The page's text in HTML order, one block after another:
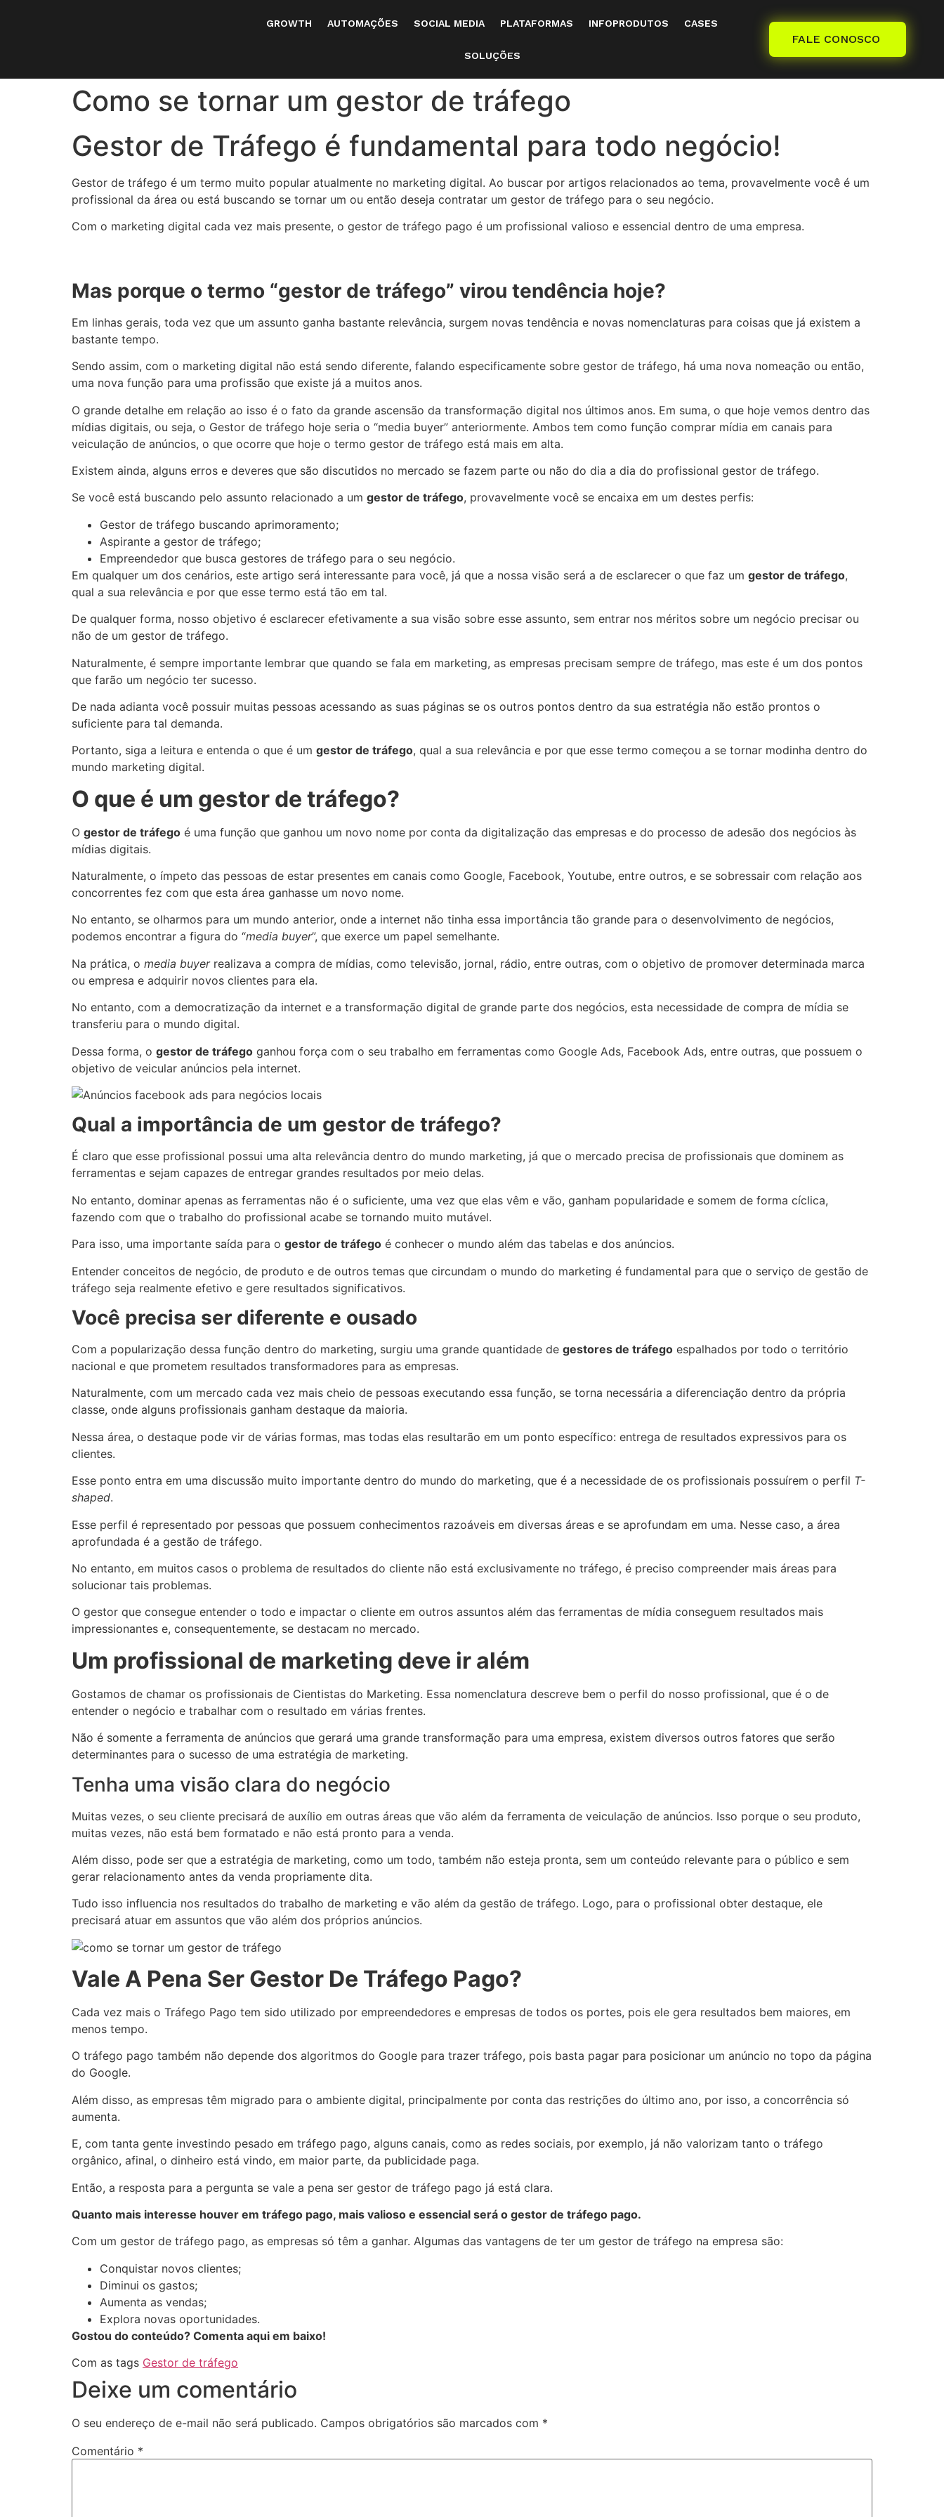
GROWTH AUTOMAÇÕES SOCIAL MEDIA PLATAFORMAS INFOPRODUTOS CASES
SOLUÇÕES
FALE CONOSCO
Como se tornar um gestor de tráfego
Gestor de Tráfego é fundamental para todo negócio!
Gestor de tráfego é um termo muito popular atualmente no marketing digital. Ao buscar por artigos relacionados ao tema, provavelmente você é um
profissional da área ou está buscando se tornar um ou então deseja contratar um gestor de tráfego para o seu negócio.
Com o marketing digital cada vez mais presente, o gestor de tráfego pago é um profissional valioso e essencial dentro de uma empresa.
Mas porque o termo “gestor de tráfego” virou tendência hoje?
Em linhas gerais, toda vez que um assunto ganha bastante relevância, surgem novas tendência e novas nomenclaturas para coisas que já existem a
bastante tempo.
Sendo assim, com o marketing digital não está sendo diferente, falando especificamente sobre gestor de tráfego, há uma nova nomeação ou então,
uma nova função para uma profissão que existe já a muitos anos.
O grande detalhe em relação ao isso é o fato da grande ascensão da transformação digital nos últimos anos. Em suma, o que hoje vemos dentro das
mídias digitais, ou seja, o Gestor de tráfego hoje seria o “media buyer” anteriormente. Ambos tem como função comprar mídia em canais para
veiculação de anúncios, o que ocorre que hoje o termo gestor de tráfego está mais em alta.
Existem ainda, alguns erros e deveres que são discutidos no mercado se fazem parte ou não do dia a dia do profissional gestor de tráfego.
Se você está buscando pelo assunto relacionado a um gestor de tráfego, provavelmente você se encaixa em um destes perfis:
Gestor de tráfego buscando aprimoramento;
Aspirante a gestor de tráfego;
Empreendedor que busca gestores de tráfego para o seu negócio.
Em qualquer um dos cenários, este artigo será interessante para você, já que a nossa visão será a de esclarecer o que faz um gestor de tráfego,
qual a sua relevância e por que esse termo está tão em tal.
De qualquer forma, nosso objetivo é esclarecer efetivamente a sua visão sobre esse assunto, sem entrar nos méritos sobre um negócio precisar ou
não de um gestor de tráfego.
Naturalmente, é sempre importante lembrar que quando se fala em marketing, as empresas precisam sempre de tráfego, mas este é um dos pontos
que farão um negócio ter sucesso.
De nada adianta você possuir muitas pessoas acessando as suas páginas se os outros pontos dentro da sua estratégia não estão prontos o
suficiente para tal demanda.
Portanto, siga a leitura e entenda o que é um gestor de tráfego, qual a sua relevância e por que esse termo começou a se tornar modinha dentro do
mundo marketing digital.
O que é um gestor de tráfego?
O gestor de tráfego é uma função que ganhou um novo nome por conta da digitalização das empresas e do processo de adesão dos negócios às
mídias digitais.
Naturalmente, o ímpeto das pessoas de estar presentes em canais como Google, Facebook, Youtube, entre outros, e se sobressair com relação aos
concorrentes fez com que esta área ganhasse um novo nome.
No entanto, se olharmos para um mundo anterior, onde a internet não tinha essa importância tão grande para o desenvolvimento de negócios,
podemos encontrar a figura do “media buyer”, que exerce um papel semelhante.
Na prática, o media buyerrealizava a compra de mídias, como televisão, jornal, rádio, entre outras, com o objetivo de promover determinada marca
ou empresa e adquirir novos clientes para ela.
No entanto, com a democratização da internet e a transformação digital de grande parte dos negócios, esta necessidade de compra de mídia se
transferiu para o mundo digital.
Dessa forma, o gestor de tráfego ganhou força com o seu trabalho em ferramentas como Google Ads, Facebook Ads, entre outras, que possuem o
objetivo de veicular anúncios pela internet.
Qual a importância de um gestor de tráfego?
É claro que esse profissional possui uma alta relevância dentro do mundo marketing, já que o mercado precisa de profissionais que dominem as
ferramentas e sejam capazes de entregar grandes resultados por meio delas.
No entanto, dominar apenas as ferramentas não é o suficiente, uma vez que elas vêm e vão, ganham popularidade e somem de forma cíclica,
fazendo com que o trabalho do profissional acabe se tornando muito mutável.
Para isso, uma importante saída para o gestor de tráfego é conhecer o mundo além das tabelas e dos anúncios.
Entender conceitos de negócio, de produto e de outros temas que circundam o mundo do marketing é fundamental para que o serviço de gestão de
tráfego seja realmente efetivo e gere resultados significativos.
Você precisa ser diferente e ousado
Com a popularização dessa função dentro do marketing, surgiu uma grande quantidade de gestores de tráfego espalhados por todo o território
nacional e que prometem resultados transformadores para as empresas.
Naturalmente, com um mercado cada vez mais cheio de pessoas executando essa função, se torna necessária a diferenciação dentro da própria
classe, onde alguns profissionais ganham destaque da maioria.
Nessa área, o destaque pode vir de várias formas, mas todas elas resultarão em um ponto específico: entrega de resultados expressivos para os
clientes.
Esse ponto entra em uma discussão muito importante dentro do mundo do marketing, que é a necessidade de os profissionais possuírem o perfil T-
shaped.
Esse perfil é representado por pessoas que possuem conhecimentos razoáveis em diversas áreas e se aprofundam em uma. Nesse caso, a área
aprofundada é a gestão de tráfego.
No entanto, em muitos casos o problema de resultados do cliente não está exclusivamente no tráfego, é preciso compreender mais áreas para
solucionar tais problemas.
O gestor que consegue entender o todo e impactar o cliente em outros assuntos além das ferramentas de mídia conseguem resultados mais
impressionantes e, consequentemente, se destacam no mercado.
Um profissional de marketing deve ir além
Gostamos de chamar os profissionais de Cientistas do Marketing. Essa nomenclatura descreve bem o perfil do nosso profissional, que é o de
entender o negócio e trabalhar com o resultado em várias frentes.
Não é somente a ferramenta de anúncios que gerará uma grande transformação para uma empresa, existem diversos outros fatores que serão
determinantes para o sucesso de uma estratégia de marketing.
Tenha uma visão clara do negócio
Muitas vezes, o seu cliente precisará de auxílio em outras áreas que vão além da ferramenta de veiculação de anúncios. Isso porque o seu produto,
muitas vezes, não está bem formatado e não está pronto para a venda.
Além disso, pode ser que a estratégia de marketing, como um todo, também não esteja pronta, sem um conteúdo relevante para o público e sem
gerar relacionamento antes da venda propriamente dita.
Tudo isso influencia nos resultados do trabalho de marketing e vão além da gestão de tráfego. Logo, para o profissional obter destaque, ele
precisará atuar em assuntos que vão além dos próprios anúncios.
Vale A Pena Ser Gestor De Tráfego Pago?
Cada vez mais o Tráfego Pago tem sido utilizado por empreendedores e empresas de todos os portes, pois ele gera resultados bem maiores, em
menos tempo.
O tráfego pago também não depende dos algoritmos do Google para trazer tráfego, pois basta pagar para posicionar um anúncio no topo da página
do Google.
Além disso, as empresas têm migrado para o ambiente digital, principalmente por conta das restrições do último ano, por isso, a concorrência só
aumenta.
E, com tanta gente investindo pesado em tráfego pago, alguns canais, como as redes sociais, por exemplo, já não valorizam tanto o tráfego
orgânico, afinal, o dinheiro está vindo, em maior parte, da publicidade paga.
Então, a resposta para a pergunta se vale a pena ser gestor de tráfego pago já está clara.
Quanto mais interesse houver em tráfego pago, mais valioso e essencial será o gestor de tráfego pago.
Com um gestor de tráfego pago, as empresas só têm a ganhar. Algumas das vantagens de ter um gestor de tráfego na empresa são:
Conquistar novos clientes;
Diminui os gastos;
Aumenta as vendas;
Explora novas oportunidades.
Gostou do conteúdo? Comenta aqui em baixo!
Com as tags Gestor de tráfego
Deixe um comentário
O seu endereço de e-mail não será publicado. Campos obrigatórios são marcados com *
Comentário *